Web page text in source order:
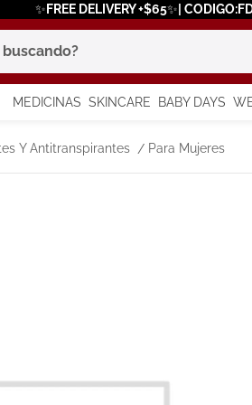
✨FREE DELIVERY +$65✨|
MEDICINAS SKINCARE BABY DAYS
Y Antitranspirantes Para Mujeres
más buscados